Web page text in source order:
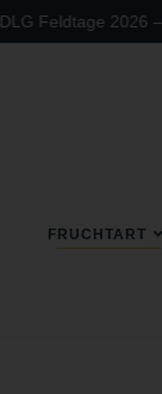
DLG Feldtage 2026
FRUCHTART